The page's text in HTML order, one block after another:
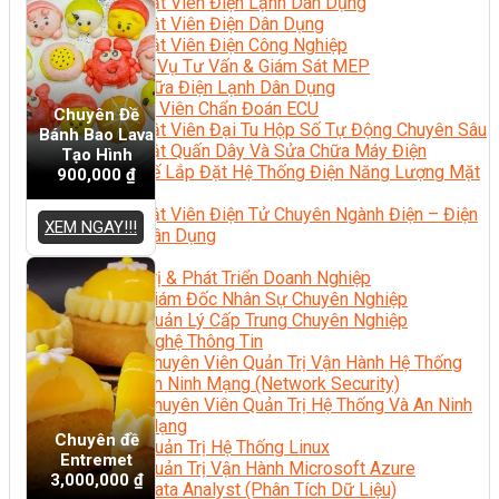
Kỹ Thuật Viên Điện Dân Dụng
Kỹ Thuật Viên Điện Công Nghiệp
Nghiệp Vụ Tư Vấn & Giám Sát MEP
Sửa Chữa Điện Lạnh Dân Dụng
Chuyên Viên Chẩn Đoán ECU
Kỹ Thuật Viên Đại Tu Hộp Số Tự Động Chuyên Sâu
Kỹ Thuật Quấn Dây Và Sửa Chữa Máy Điện
Thiết Kế Lắp Đặt Hệ Thống Điện Năng Lượng Mặt
Kỹ Thuật Viên Điện Tử Chuyên Ngành Điện – Điện
Lạnh Dân Dụng
Ngành Khác
Quản Trị & Phát Triển Doanh Nghiệp
Giám Đốc Nhân Sự Chuyên Nghiệp
Quản Lý Cấp Trung Chuyên Nghiệp
Công Nghệ Thông Tin
Chuyên Viên Quản Trị Vận Hành Hệ Thống
An Ninh Mạng (Network Security)
Chuyên Viên Quản Trị Hệ Thống Và An Ninh
Mạng
Quản Trị Hệ Thống Linux
Quản Trị Vận Hành Microsoft Azure
Data Analyst (Phân Tích Dữ Liệu)
Chuyên Đề
Bánh Bao Lava
Tạo Hình
900,000 ₫
XEM NGAY!!!
Chuyên đề
Entremet
3,000,000₫